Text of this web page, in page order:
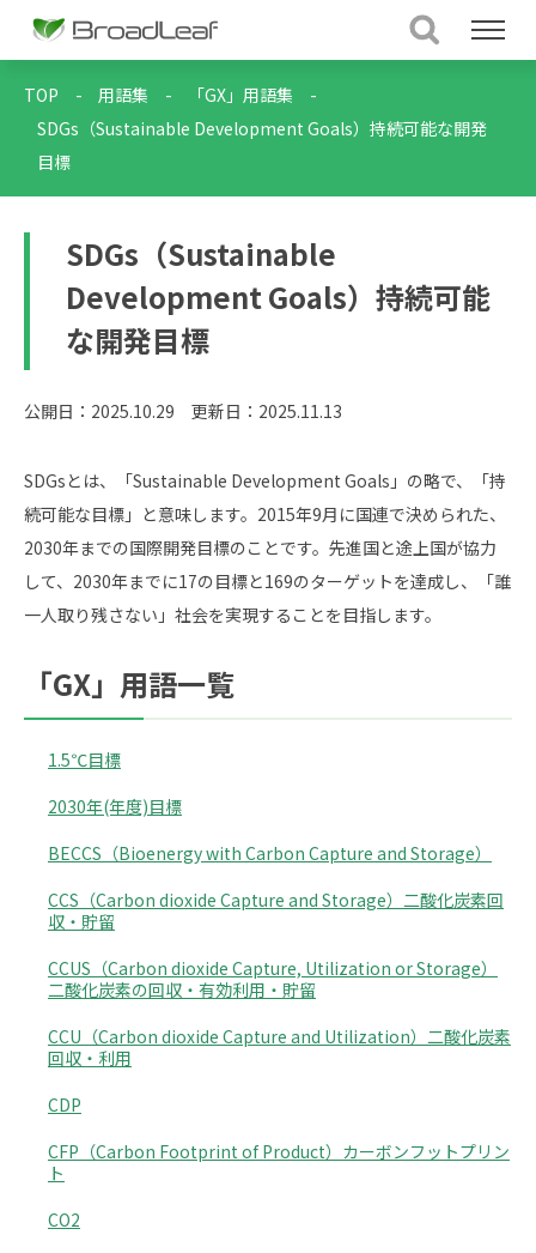
TOP - 用語集 - 「GX」用語集
-
SDGs（Sustainable Development Goals）持続可能な開発
目標
SDGs（Sustainable
Development Goals）持続可能
な開発目標
公開日：2025.10.29 更新日：2025.11.13
SDGsとは、「Sustainable Development Goals」の略で、「持
続可能な目標」と意味します。2015年9月に国連で決められた、
2030年までの国際開発目標のことです。先進国と途上国が協力
して、2030年までに17の目標と169のターゲットを達成し、「誰
一人取り残さない」社会を実現することを目指します。
「GX」用語一覧
1.5℃目標
2030年(年度)目標
BECCS（Bioenergy with Carbon Capture and Storage）
CCS（Carbon dioxide Capture and Storage）二酸化炭素回
収・貯留
CCUS（Carbon dioxide Capture, Utilization or Storage）
二酸化炭素の回収・有効利用・貯留
CCU（Carbon dioxide Capture and Utilization）二酸化炭素
回収・利用
CDP
CFP（Carbon Footprint of Product）カーボンフットプリン
ト
CO2